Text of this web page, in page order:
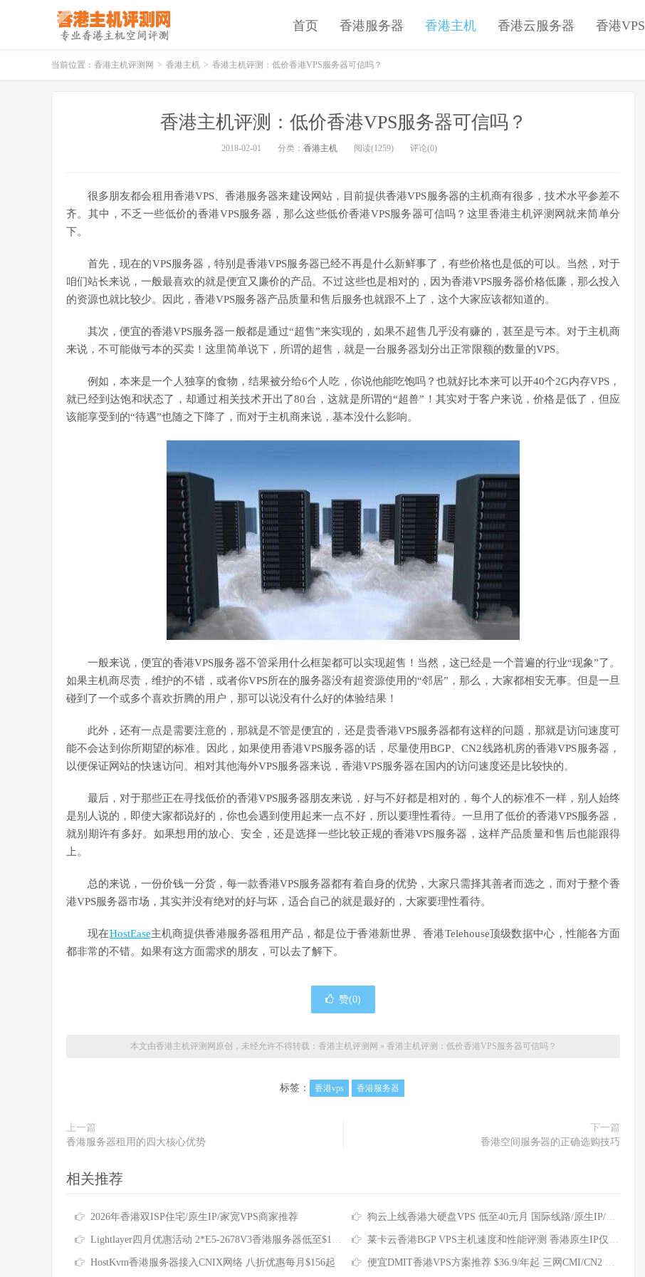
首页 香港服务器 香港主机 香港云服务器 香港VPS
当前位置： 香港主机评测网 > 香港主机 > 香港主机评测：低价香港VPS服务器可信吗？
香港主机评测：低价香港VPS服务器可信吗？
2018-02-01 分类： 香港主机 阅读(1259) 评论(0)
很多朋友都会租用香港VPS、香港服务器来建设网站，目前提供香港VPS服务器的主机商有很多，技术水平参差不
齐。其中，不乏一些低价的香港VPS服务器，那么这些低价香港VPS服务器可信吗？这里香港主机评测网就来简单分
下。
首先，现在的VPS服务器，特别是香港VPS服务器已经不再是什么新鲜事了，有些价格也是低的可以。当然，对于
咱们站长来说，一般最喜欢的就是便宜又廉价的产品。不过这些也是相对的，因为香港VPS服务器价格低廉，那么投入
的资源也就比较少。因此，香港VPS服务器产品质量和售后服务也就跟不上了，这个大家应该都知道的。
其次，便宜的香港VPS服务器一般都是通过“超售”来实现的，如果不超售几乎没有赚的，甚至是亏本。对于主机商
来说，不可能做亏本的买卖！这里简单说下，所谓的超售，就是一台服务器划分出正常限额的数量的VPS。
例如，本来是一个人独享的食物，结果被分给6个人吃，你说他能吃饱吗？也就好比本来可以开40个2G内存VPS，
就已经到达饱和状态了，却通过相关技术开出了80台，这就是所谓的“超兽”！其实对于客户来说，价格是低了，但应
该能享受到的“待遇”也随之下降了，而对于主机商来说，基本没什么影响。
一般来说，便宜的香港VPS服务器不管采用什么框架都可以实现超售！当然，这已经是一个普遍的行业“现象”了。
如果主机商尽责，维护的不错，或者你VPS所在的服务器没有超资源使用的“邻居”，那么，大家都相安无事。但是一旦
碰到了一个或多个喜欢折腾的用户，那可以说没有什么好的体验结果！
此外，还有一点是需要注意的，那就是不管是便宜的，还是贵香港VPS服务器都有这样的问题，那就是访问速度可
能不会达到你所期望的标准。因此，如果使用香港VPS服务器的话，尽量使用BGP、CN2线路机房的香港VPS服务器，
以便保证网站的快速访问。相对其他海外VPS服务器来说，香港VPS服务器在国内的访问速度还是比较快的。
最后，对于那些正在寻找低价的香港VPS服务器朋友来说，好与不好都是相对的，每个人的标准不一样，别人始终
是别人说的，即使大家都说好的，你也会遇到使用起来一点不好，所以要理性看待。一旦用了低价的香港VPS服务器，
就别期许有多好。如果想用的放心、安全，还是选择一些比较正规的香港VPS服务器，这样产品质量和售后也能跟得
上。
总的来说，一份价钱一分货，每一款香港VPS服务器都有着自身的优势，大家只需择其善者而选之，而对于整个香
港VPS服务器市场，其实并没有绝对的好与坏，适合自己的就是最好的，大家要理性看待。
现在HostEase主机商提供香港服务器租用产品，都是位于香港新世界、香港Telehouse顶级数据中心，性能各方面
都非常的不错。如果有这方面需求的朋友，可以去了解下。
赞(0)
本文由香港主机评测网原创，未经允许不得转载： 香港主机评测网 » 香港主机评测：低价香港VPS服务器可信吗？
标签： 香港vps 香港服务器
上一篇
香港服务器租用的四大核心优势
下一篇
香港空间服务器的正确选购技巧
相关推荐
2026年香港双ISP住宅/原生IP/家宽VPS商家推荐 狗云上线香港大硬盘VPS 低至40元月 国际线路/原生IP/高达2TB磁盘
Lightlayer四月优惠活动 2*E5-2678V3香港服务器低至$165/月 莱卡云香港BGP VPS主机速度和性能评测 香港原生IP仅需25元/月
HostKvm香港服务器接入CNIX网络 八折优惠每月$156起 便宜DMIT香港VPS方案推荐 $36.9/年起 三网CMI/CN2 GIA/RETN国际线路